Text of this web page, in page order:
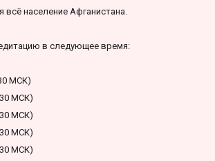
всё население Афганистана.
в следующее время:
МСК)
МСК)
МСК)
МСК)
МСК)